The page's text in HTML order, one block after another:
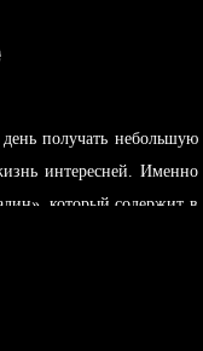
получать небольшую
интересней. Именно
который содержит в
105 залпов подарят вам